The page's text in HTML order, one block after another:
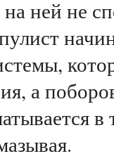
ней не
а
в